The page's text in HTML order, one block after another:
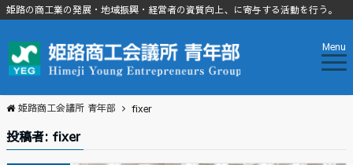
姫路の商工業の発展・地域振興・経営者の資質向上、に寄与する活動を行う。
Menu
姫路商工会議所 青年部 fixer
投稿者: fixer